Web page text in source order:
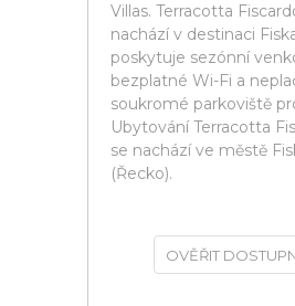
Villas. Terracotta
nachází v destinaci
poskytuje sezónní
bezplatné Wi-Fi a
soukromé parkoviště
Ubytování Terracotta
se nachází ve městě
(Řecko).
OVĚŘIT